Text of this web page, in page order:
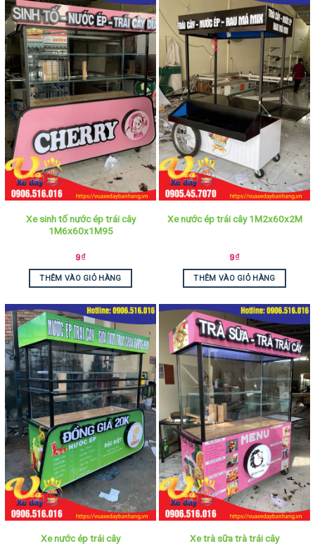
Xe sinh tố nước ép trái cây
1M6x60x1M95
9₫
THÊM VÀO GIỎ HÀNG
Xe nước ép trái cây 1M2x60x2M
9₫
THÊM VÀO GIỎ HÀNG
Xe nước ép trái cây
Xe trà sữa trà trái cây